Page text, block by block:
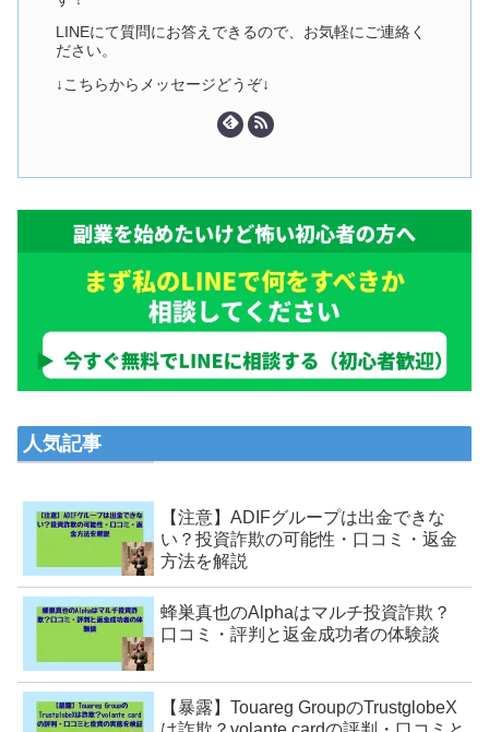
LINEにて質問にお答えできるので、お気軽にご連絡く
ださい。
↓こちらからメッセージどうぞ↓
人気記事
【注意】ADIFグループは出金できな
い？投資詐欺の可能性・口コミ・返金
方法を解説
蜂巣真也のAlphaはマルチ投資詐欺？
口コミ・評判と返金成功者の体験談
【暴露】Touareg GroupのTrustglobeX